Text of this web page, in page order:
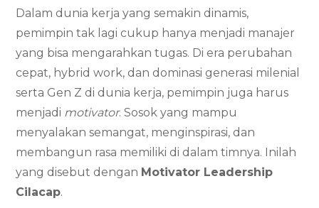
Dalam dunia kerja yang semakin dinamis,
pemimpin tak lagi cukup hanya menjadi manajer
yang bisa mengarahkan tugas. Di era perubahan
cepat, hybrid work, dan dominasi generasi milenial
serta Gen Z di dunia kerja, pemimpin juga harus
menjadi motivator. Sosok yang mampu
menyalakan semangat, menginspirasi, dan
membangun rasa memiliki di dalam timnya. Inilah
yang disebut dengan Motivator Leadership
Cilacap.